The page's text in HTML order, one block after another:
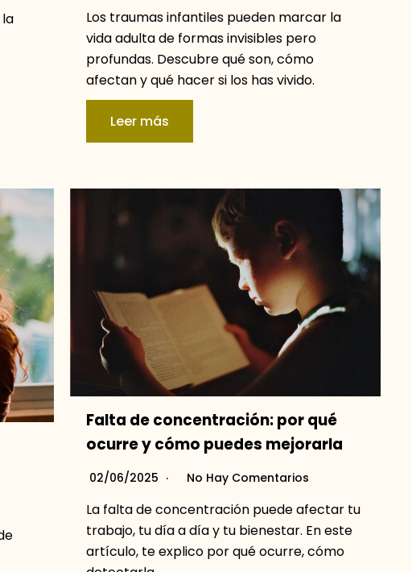
Los traumas infantiles pueden marcar la
vida adulta de formas invisibles pero
profundas. Descubre qué son, cómo
afectan y qué hacer si los has vivido.
Leer más
Falta de concentración: por qué
ocurre y cómo puedes mejorarla
02/06/2025 No Hay Comentarios
La falta de concentración puede afectar tu
trabajo, tu día a día y tu bienestar. En este
artículo, te explico por qué ocurre, cómo